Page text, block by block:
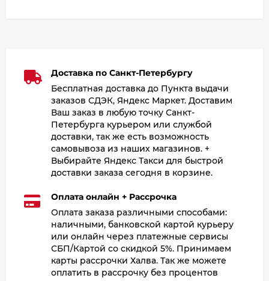
Доставка по Санкт-Петербургу
Бесплатная доставка до Пункта выдачи
заказов СДЭК, Яндекс Маркет. Доставим
Ваш заказ в любую точку Санкт-
Петербурга курьером или службой
доставки, так же есть возможность
самовывоза из наших магазинов. +
Выбирайте Яндекс Такси для быстрой
доставки заказа сегодня в корзине.
Оплата онлайн + Рассрочка
Оплата заказа различными способами:
наличными, банковской картой курьеру
или онлайн через платежные сервисы
СБП/Картой со скидкой 5%. Принимаем
карты рассрочки Халва. Так же можете
оплатить в рассрочку без процентов